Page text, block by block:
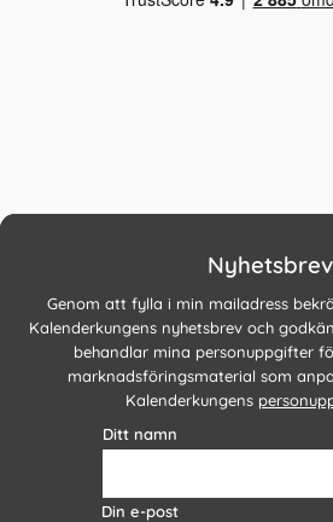
Nyhetsbrev
Genom att fylla i min mailadress
Kalenderkungens nyhetsbrev och
behandlar mina personuppgifter
marknadsföringsmaterial som
Kalenderkungens
Ditt namn
Din e-post